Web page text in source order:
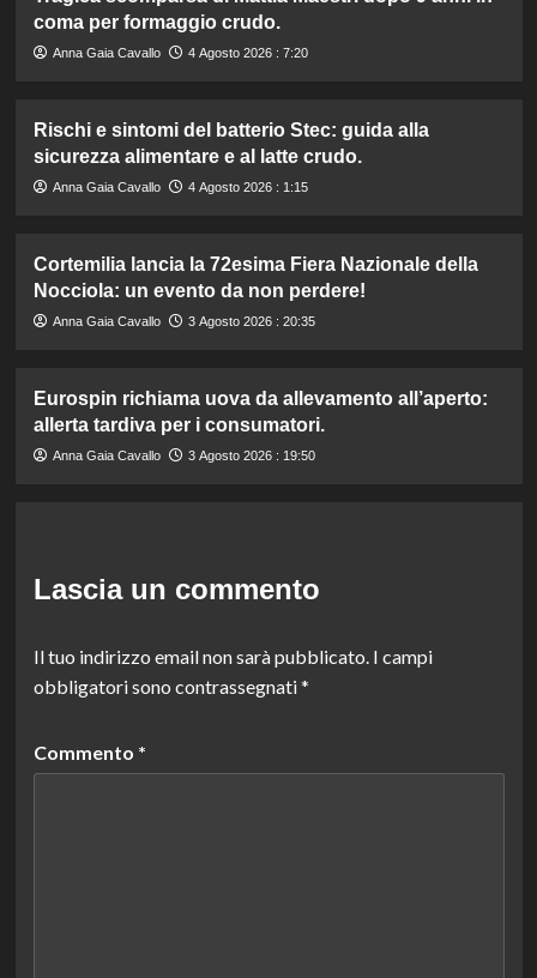
coma per formaggio crudo.
Anna Gaia Cavallo 4 Agosto 2026 : 7:20
Rischi e sintomi del batterio Stec: guida alla
sicurezza alimentare e al latte crudo.
Anna Gaia Cavallo 4 Agosto 2026 : 1:15
Cortemilia lancia la 72esima Fiera Nazionale della
Nocciola: un evento da non perdere!
Anna Gaia Cavallo 3 Agosto 2026 : 20:35
Eurospin richiama uova da allevamento all’aperto:
allerta tardiva per i consumatori.
Anna Gaia Cavallo 3 Agosto 2026 : 19:50
Lascia un commento
Il tuo indirizzo email non sarà pubblicato. I campi
obbligatori sono contrassegnati*
Commento *